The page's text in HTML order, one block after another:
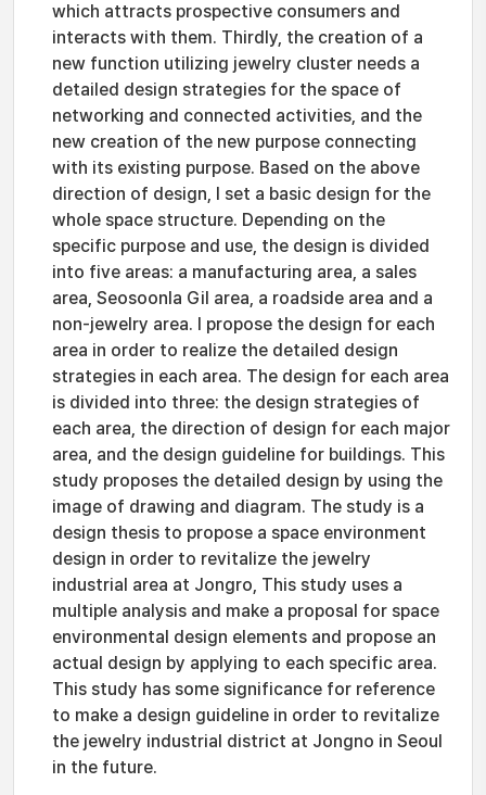
which attracts prospective consumers and
interacts with them. Thirdly, the creation of a
new function utilizing jewelry cluster needs a
detailed design strategies for the space of
networking and connected activities, and the
new creation of the new purpose connecting
with its existing purpose. Based on the above
direction of design, I set a basic design for the
whole space structure. Depending on the
specific purpose and use, the design is divided
into five areas: a manufacturing area, a sales
area, Seosoonla Gil area, a roadside area and a
non-jewelry area. I propose the design for each
area in order to realize the detailed design
strategies in each area. The design for each area
is divided into three: the design strategies of
each area, the direction of design for each major
area, and the design guideline for buildings. This
study proposes the detailed design by using the
image of drawing and diagram. The study is a
design thesis to propose a space environment
design in order to revitalize the jewelry
industrial area at Jongro, This study uses a
multiple analysis and make a proposal for space
environmental design elements and propose an
actual design by applying to each specific area.
This study has some significance for reference
to make a design guideline in order to revitalize
the jewelry industrial district at Jongno in Seoul
in the future.